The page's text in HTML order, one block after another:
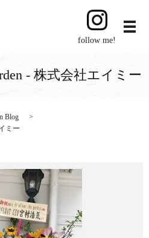
follow me!
- 株式会社エイミー
Blog
ミー